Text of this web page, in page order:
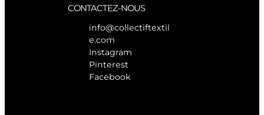
CONTACTEZ-NOUS
info@collectiftextil
e.com
Instagram
Pinterest
Facebook